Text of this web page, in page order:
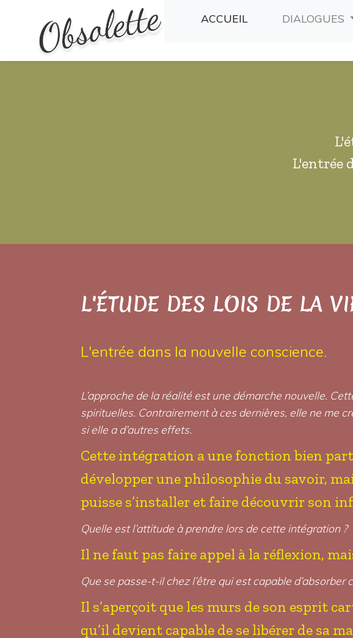
ACCUEIL (CURRENT)DIALOGUES
L'entrée
L'ÉTUDE DES LOIS DE LA
L'entrée dans la nouvelle conscience.
L’approche de la réalité est une démarche nouvelle.
spirituelles. Contrairement à ces dernières, elle ne me
si elle a d’autres effets.
Cette intégration a une fonction bien
développer une philosophie du savoir,
puisse s’installer et faire découvrir son
Quelle est l’attitude à prendre lors de cette intégration ?
Il ne faut pas faire appel à la réflexion,
Que se passe-t-il chez l’être qui est capable d’absorber
Il s’aperçoit que les murs de son esprit
qu’il devient capable de se libérer de sa